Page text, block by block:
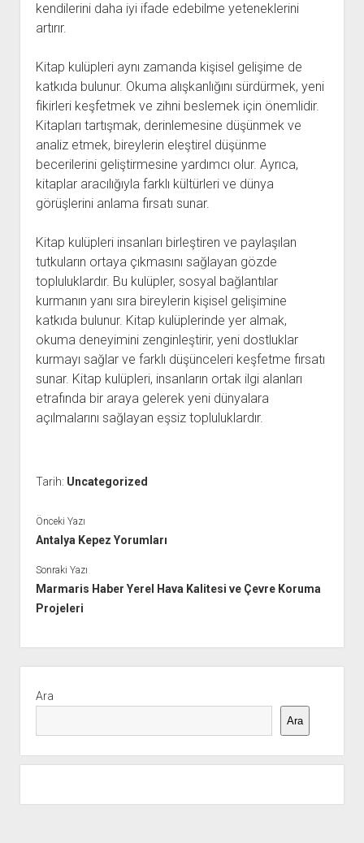
kendilerini daha iyi ifade edebilme yeteneklerini
artırır.
Kitap kulüpleri aynı zamanda kişisel gelişime de
katkıda bulunur. Okuma alışkanlığını sürdürmek, yeni
fikirleri keşfetmek ve zihni beslemek için önemlidir.
Kitapları tartışmak, derinlemesine düşünmek ve
analiz etmek, bireylerin eleştirel düşünme
becerilerini geliştirmesine yardımcı olur. Ayrıca,
kitaplar aracılığıyla farklı kültürleri ve dünya
görüşlerini anlama fırsatı sunar.
Kitap kulüpleri insanları birleştiren ve paylaşılan
tutkuların ortaya çıkmasını sağlayan gözde
topluluklardır. Bu kulüpler, sosyal bağlantılar
kurmanın yanı sıra bireylerin kişisel gelişimine
katkıda bulunur. Kitap kulüplerinde yer almak,
okuma deneyimini zenginleştirir, yeni dostluklar
kurmayı sağlar ve farklı düşünceleri keşfetme fırsatı
sunar. Kitap kulüpleri, insanların ortak ilgi alanları
etrafında bir araya gelerek yeni dünyalara
açılmalarını sağlayan eşsiz topluluklardır.
Tarih: Uncategorized
Önceki Yazı
Antalya Kepez Yorumları
Sonraki Yazı
Marmaris Haber Yerel Hava Kalitesi ve Çevre Koruma
Projeleri
Menü
Ara
Ara